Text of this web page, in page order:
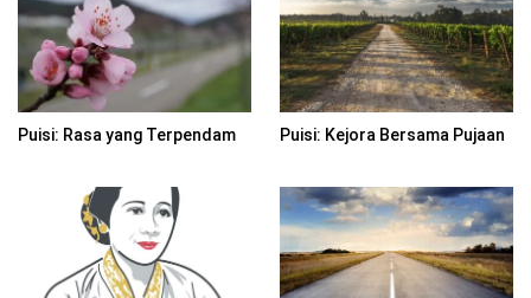
Puisi: Rasa yang Terpendam Puisi: Kejora Bersama Pujaan